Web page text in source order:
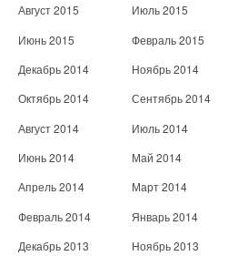
Август 2015
Июль 2015
Июнь 2015
Февраль 2015
Декабрь 2014
Ноябрь 2014
Октябрь 2014
Сентябрь 2014
Август 2014
Июль 2014
Июнь 2014
Май 2014
Апрель 2014
Март 2014
Февраль 2014
Январь 2014
Декабрь 2013
Ноябрь 2013